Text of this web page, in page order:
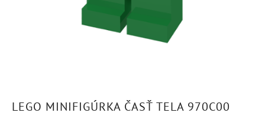
LEGO MINIFIGÚRKA ČASŤ TELA 970C00